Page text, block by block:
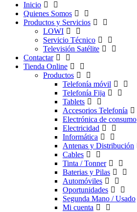
Inicio
Quienes Somos
Productos y Servicios
LOWI
Servicio Técnico
Televisión Satélite
Contactar
Tienda Online
Productos
Telefonía móvil
Telefonía Fija
Tablets
Accesorios Telefonía
Electrónica de consumo
Electricidad
Informática
Antenas y Distribución
Cables
Tinta / Tonner
Baterias y Pilas
Automóviles
Oportunidades
Segunda Mano / Usado
Mi cuenta